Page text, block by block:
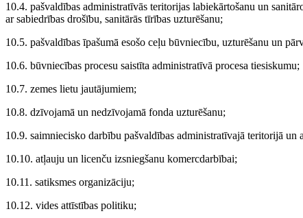
10.4. pašvaldības administratīvās teritorijas labiekārtošanu un
ar sabiedrības drošību, sanitārās tīrības uzturēšanu;
10.5. pašvaldības īpašumā esošo ceļu būvniecību, uzturēšanu un
10.6. būvniecības procesu saistīta administratīvā procesa tiesiskumu;
10.7. zemes lietu jautājumiem;
10.8. dzīvojamā un nedzīvojamā fonda uzturēšanu;
10.9. saimniecisko darbību pašvaldības administratīvajā teritorijā un
10.10. atļauju un licenču izsniegšanu komercdarbībai;
10.11. satiksmes organizāciju;
10.12. vides attīstības politiku;